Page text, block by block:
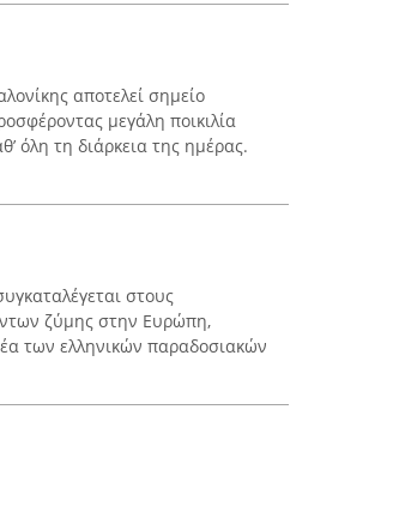
αποτελεί σημείο
μεγάλη ποικιλία
όλη τη διάρκεια της ημέρας.
στους
ζύμης στην Ευρώπη,
των ελληνικών παραδοσιακών